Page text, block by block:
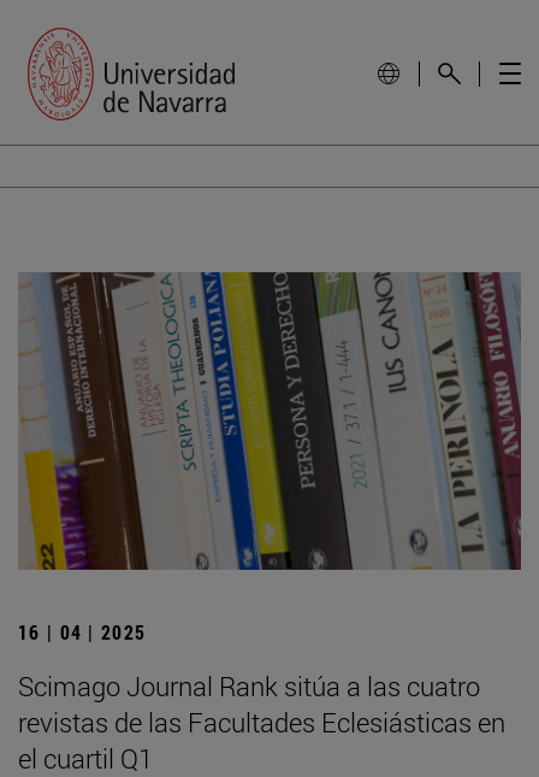
16 | 04 | 2025
Scimago Journal Rank sitúa a las cuatro
revistas de las Facultades Eclesiásticas en
el cuartil Q1